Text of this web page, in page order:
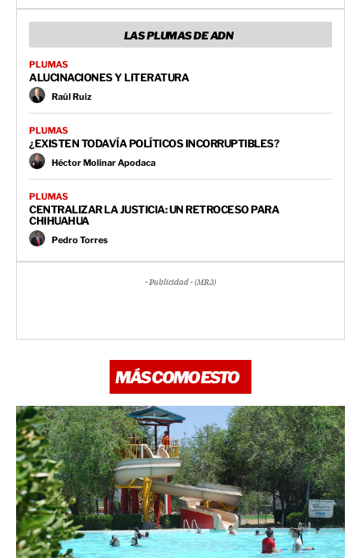
LAS PLUMAS DE ADN
PLUMAS
ALUCINACIONES Y LITERATURA
Raúl Ruiz
PLUMAS
¿EXISTEN TODAVÍA POLÍTICOS INCORRUPTIBLES?
Héctor Molinar Apodaca
PLUMAS
CENTRALIZAR LA JUSTICIA: UN RETROCESO PARA
CHIHUAHUA
Pedro Torres
- Publicidad - (MR3)
MÁS COMO ESTO